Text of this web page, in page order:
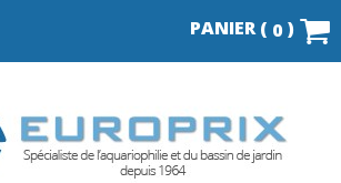
PANIER ( 0 )